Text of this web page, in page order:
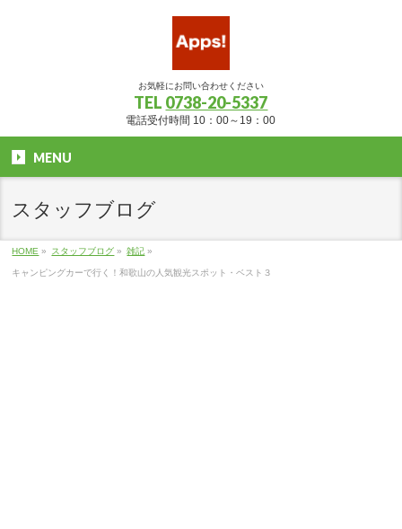
お気軽にお問い合わせください
TEL 0738-20-5337
電話受付時間 10：00～19：00
MENU
スタッフブログ
HOME » スタッフブログ » 雑記 »
キャンピングカーで行く！和歌山の人気観光スポット・ベスト３